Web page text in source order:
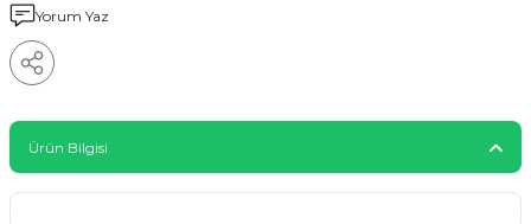
Yorum Yaz
Ürün Bilgisi